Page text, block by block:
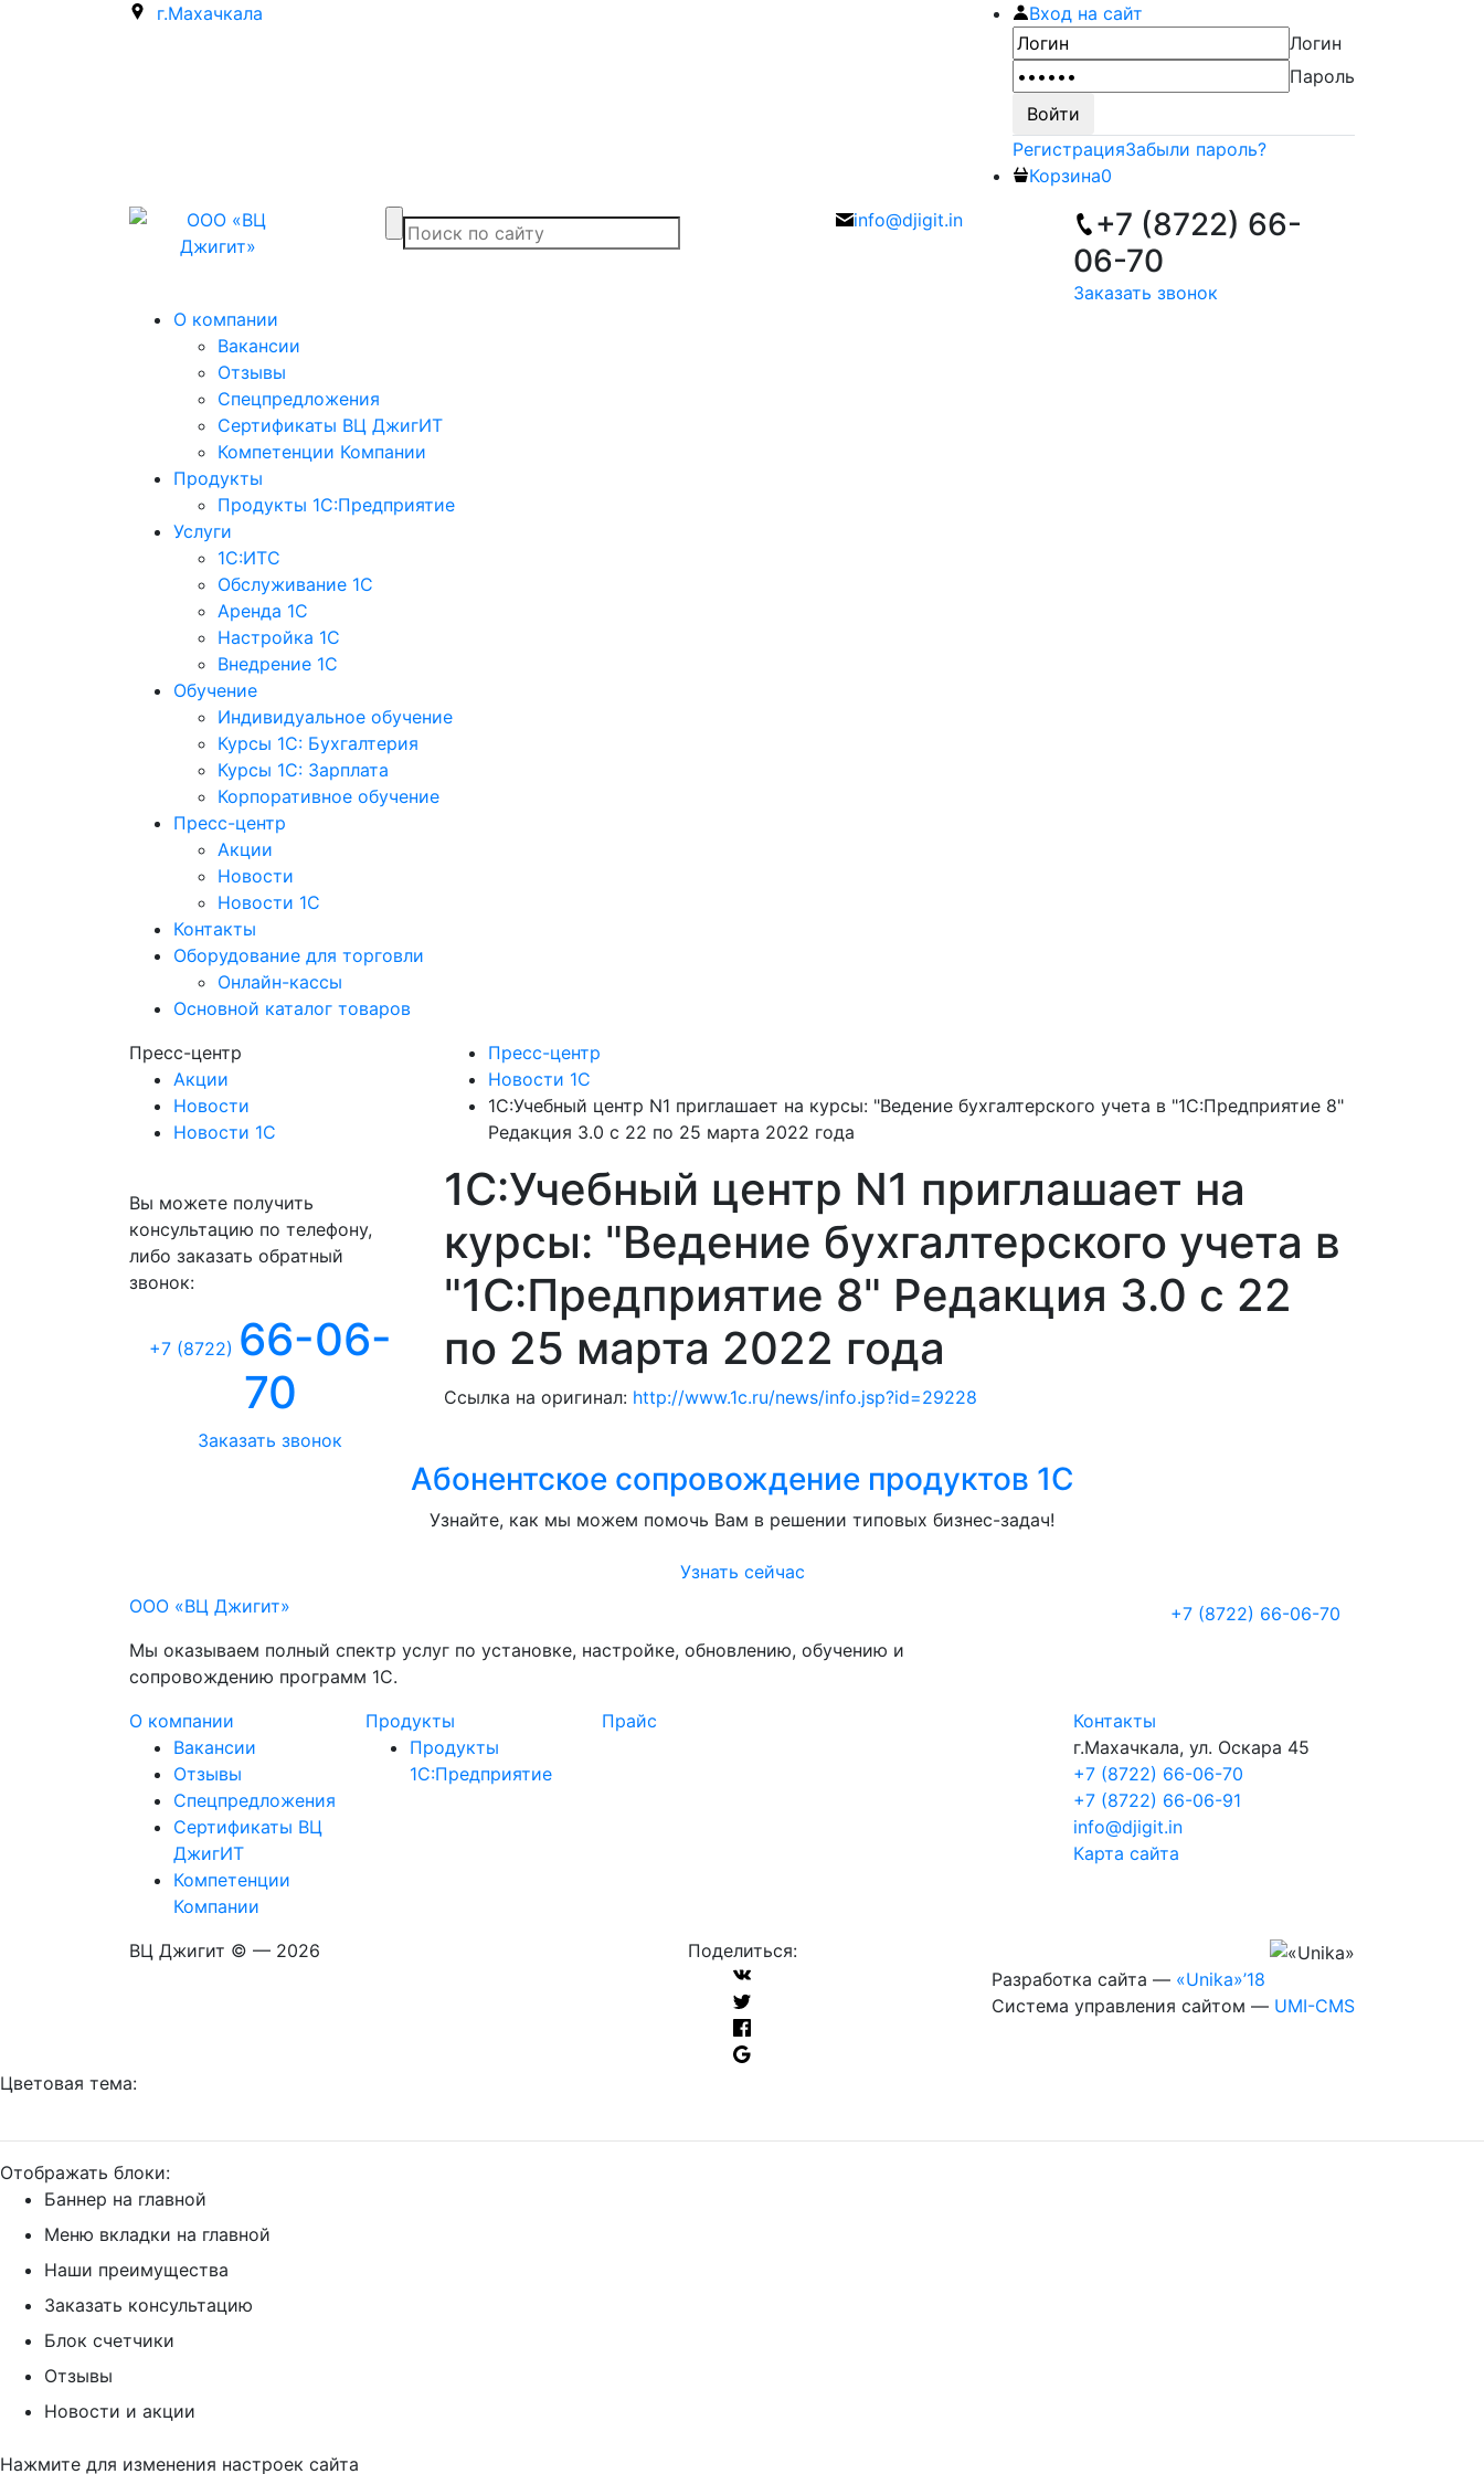
г.Махачкала
Вход на сайт
Логин
Пароль
РегистрацияЗабыли пароль?
Корзина0
info@djigit.in
+7 (8722) 66-
06-70
Заказать звонок
О компании
Вакансии
Отзывы
Спецпредложения
Сертификаты ВЦ ДжигИТ
Компетенции Компании
Продукты
Продукты 1С:Предприятие
Услуги
1С:ИТС
Обслуживание 1С
Аренда 1С
Настройка 1С
Внедрение 1С
Обучение
Индивидуальное обучение
Курсы 1С: Бухгалтерия
Курсы 1С: Зарплата
Корпоративное обучение
Пресс-центр
Акции
Новости
Новости 1С
Контакты
Оборудование для торговли
Онлайн-кассы
Основной каталог товаров
Пресс-центр
Акции
Новости
Новости 1С
Вы можете получить
консультацию по телефону,
либо заказать обратный
звонок:
+7 (8722) 66-06-
70
Заказать звонок
Пресс-центр
Новости 1С
1С:Учебный центр N1 приглашает на курсы: "Ведение бухгалтерского учета в "1С:Предприятие 8"
Редакция 3.0 с 22 по 25 марта 2022 года
1С:Учебный центр N1 приглашает на
курсы: "Ведение бухгалтерского учета в
"1С:Предприятие 8" Редакция 3.0 с 22
по 25 марта 2022 года
Ссылка на оригинал: http://www.1c.ru/news/info.jsp?id=29228
Абонентское сопровождение продуктов 1C
Узнайте, как мы можем помочь Вам в решении типовых бизнес-задач!
Узнать сейчас
ООО «ВЦ Джигит»
Мы оказываем полный спектр услуг по установке, настройке, обновлению, обучению и
сопровождению программ 1С.
+7 (8722) 66-06-70
О компании
Вакансии
Отзывы
Спецпредложения
Сертификаты ВЦ
ДжигИТ
Компетенции
Компании
Продукты
Продукты
1С:Предприятие
Прайс
Контакты
г.Махачкала, ул. Оскара 45
+7 (8722) 66-06-70
+7 (8722) 66-06-91
info@djigit.in
Карта сайта
ВЦ Джигит © — 2026
Поделиться:
Разработка сайта — «Unika»’18
Система управления сайтом — UMI-CMS
Цветовая тема:
Отображать блоки:
Баннер на главной
Меню вкладки на главной
Наши преимущества
Заказать консультацию
Блок счетчики
Отзывы
Новости и акции
Нажмите для изменения настроек сайта